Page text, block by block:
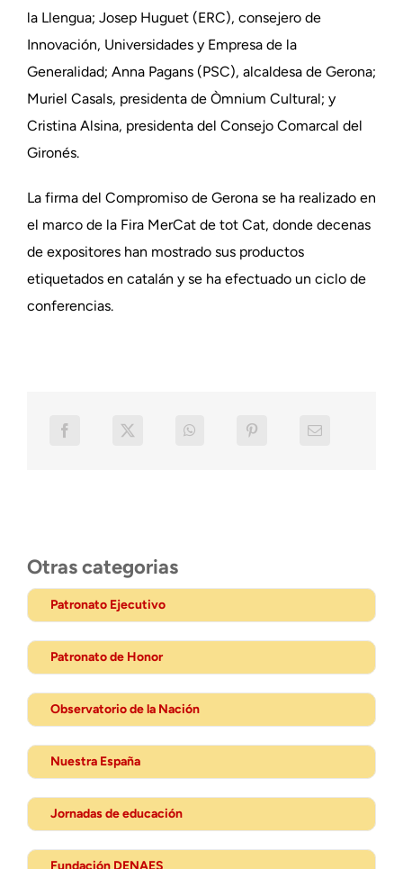
la Llengua; Josep Huguet (ERC), consejero de
Innovación, Universidades y Empresa de la
Generalidad; Anna Pagans (PSC), alcaldesa de Gerona;
Muriel Casals, presidenta de Òmnium Cultural; y
Cristina Alsina, presidenta del Consejo Comarcal del
Gironés.
La firma del Compromiso de Gerona se ha realizado en
el marco de la Fira MerCat de tot Cat, donde decenas
de expositores han mostrado sus productos
etiquetados en catalán y se ha efectuado un ciclo de
conferencias.
Otras categorias
Patronato Ejecutivo
Patronato de Honor
Observatorio de la Nación
Nuestra España
Jornadas de educación
Fundación DENAES